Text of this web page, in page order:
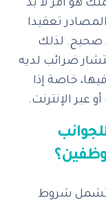
هو أمر لا بد
تعقيدا
صحيح. لذلك
ضرائب لديه
خاصة إذا
عبر الإنترنت.
وتشمل شروط